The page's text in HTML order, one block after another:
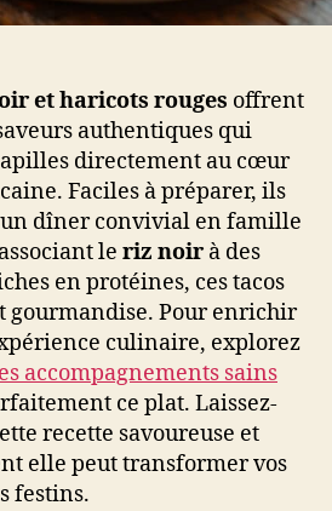
et haricots rouges offrent
authentiques qui
directement au cœur
Faciles à préparer, ils
dîner convivial en famille
le riz noir à des
en protéines, ces tacos
Pour enrichir
culinaire, explorez
accompagnements sains
ce plat. Laissez-
recette savoureuse et
elle peut transformer vos
festins.